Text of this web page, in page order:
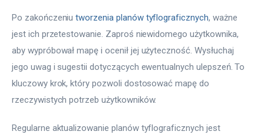
Po zakończeniu tworzenia planów tyflograficznych, ważne
jest ich przetestowanie. Zaproś niewidomego użytkownika,
aby wypróbował mapę i ocenił jej użyteczność. Wysłuchaj
jego uwag i sugestii dotyczących ewentualnych ulepszeń. To
kluczowy krok, który pozwoli dostosować mapę do
rzeczywistych potrzeb użytkowników.
Regularne aktualizowanie planów tyflograficznych jest